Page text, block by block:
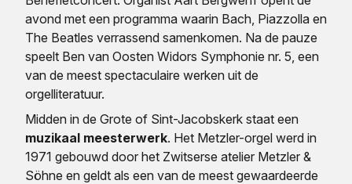
avond met een programma waarin Bach, Piazzolla en
The Beatles verrassend samenkomen. Na de pauze
speelt Ben van Oosten Widors Symphonie nr. 5, een
van de meest spectaculaire werken uit de
orgelliteratuur.
Midden in de Grote of Sint-Jacobskerk staat een
muzikaal meesterwerk. Het Metzler-orgel werd in
1971 gebouwd door het Zwitserse atelier Metzler &
Söhne en geldt als een van de meest gewaardeerde